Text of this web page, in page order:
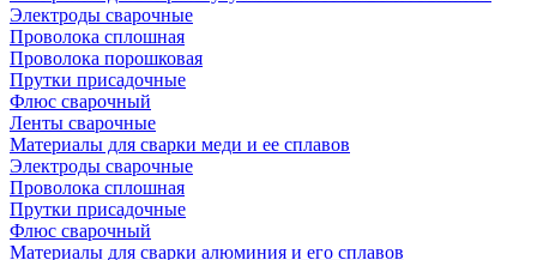
Электроды сварочные
Проволока сплошная
Проволока порошковая
Прутки присадочные
Флюс сварочный
Ленты сварочные
Материалы для сварки меди и ее сплавов
Электроды сварочные
Проволока сплошная
Прутки присадочные
Флюс сварочный
Материалы для сварки алюминия и его сплавов